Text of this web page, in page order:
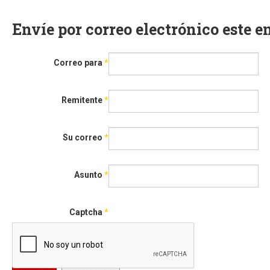
Envíe por correo electrónico este
Correo para *
Remitente*
Su correo *
Asunto *
Captcha *